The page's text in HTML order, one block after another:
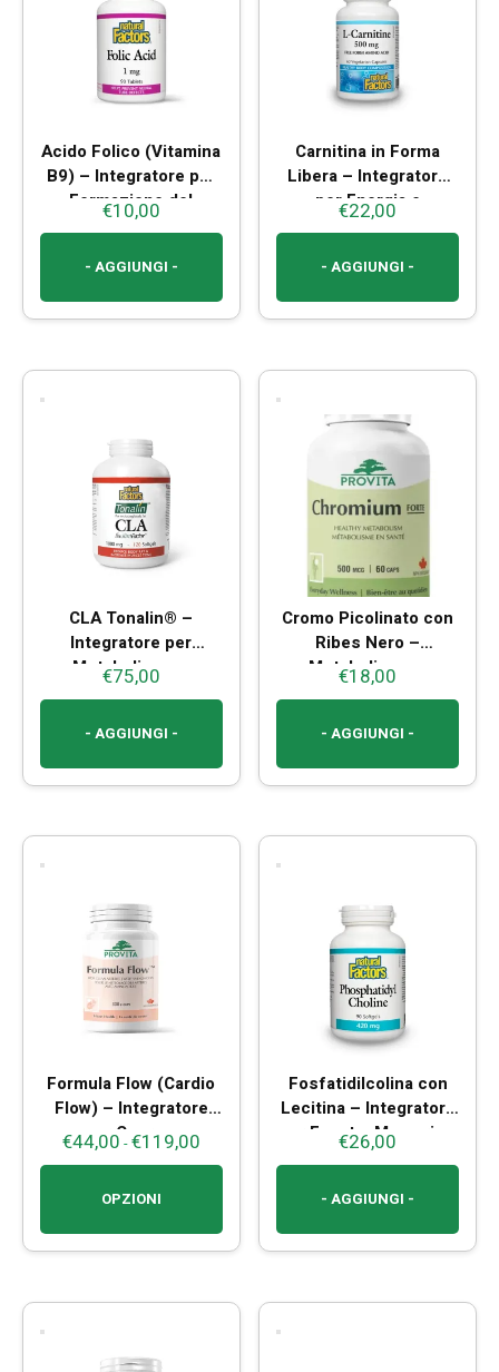
Acido Folico (Vitamina
B9) – Integratore per
Formazione del
Sangue
€10,00
- AGGIUNGI -
Carnitina in Forma
Libera – Integratore
per Energia e
Metabolismo dei
€22,00
- AGGIUNGI -
CLA Tonalin® –
Integratore per
Metabolismo e
Controllo del Peso
€75,00
- AGGIUNGI -
Cromo Picolinato con
Ribes Nero –
Metabolismo e
Controllo del Peso
€18,00
- AGGIUNGI -
Formula Flow (Cardio
Flow) – Integratore
per Cuore e
Circolazione
€44,00 -€119,00Fascia
di
€44,00
€119,00
OPZIONI
Questo
ha
più
Fosfatidilcolina con
Lecitina – Integratore
per Fegato, Memoria e
Metabolismo dei
€26,00
- AGGIUNGI -